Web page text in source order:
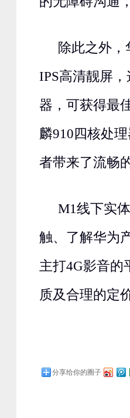
除此之外，
IPS高清靓屏
器，可获得最
麟910四核处
者带来了流畅
M1线下实
触、了解华为
主打4G影音的
质及合理的定
分享给你的圈子